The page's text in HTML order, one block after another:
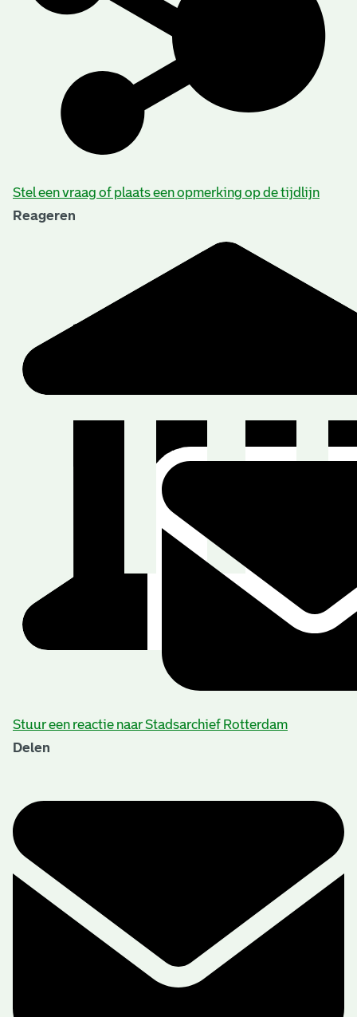
Stel een vraag of plaats een opmerking op de tijdlijn
Reageren
Stuur een reactie naar Stadsarchief Rotterdam
Delen